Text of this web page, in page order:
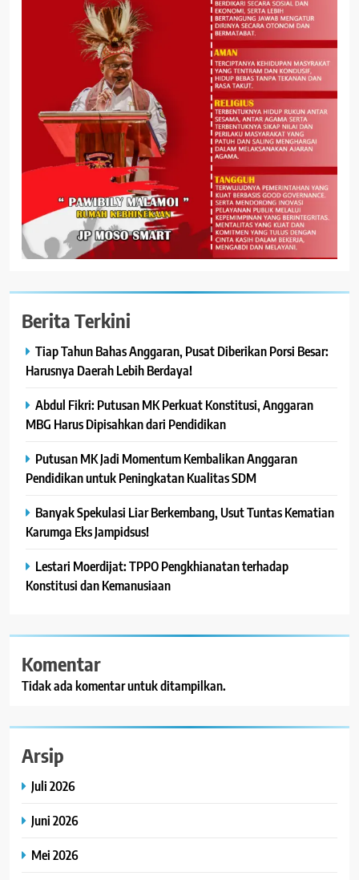
Berita Terkini
Tiap Tahun Bahas Anggaran, Pusat Diberikan Porsi Besar:
Harusnya Daerah Lebih Berdaya!
Abdul Fikri: Putusan MK Perkuat Konstitusi, Anggaran
MBG Harus Dipisahkan dari Pendidikan
Putusan MK Jadi Momentum Kembalikan Anggaran
Pendidikan untuk Peningkatan Kualitas SDM
Banyak Spekulasi Liar Berkembang, Usut Tuntas Kematian
Karumga Eks Jampidsus!
Lestari Moerdijat: TPPO Pengkhianatan terhadap
Konstitusi dan Kemanusiaan
Komentar
Tidak ada komentar untuk ditampilkan.
Arsip
Juli 2026
Juni 2026
Mei 2026